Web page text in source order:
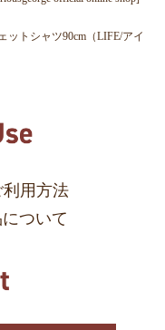
ットシャツ90cm（LIFE/アイ
利用方法
ついて